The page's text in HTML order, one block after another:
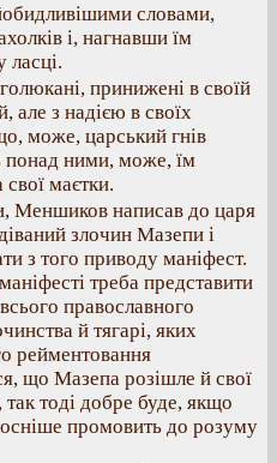
словами,
і, нагнавши їм
ласці.
принижені в своїй
але з надією в своїх
може, царський гнів
понад ними, може, їм
свої маєтки.
Меншиков написав до царя
злочин Мазепи і
з того приводу маніфест.
треба представити
православного
й тягарі, яких
рейментовання
що Мазепа розішле й свої
тоді добре буде, якщо
промовить до розуму